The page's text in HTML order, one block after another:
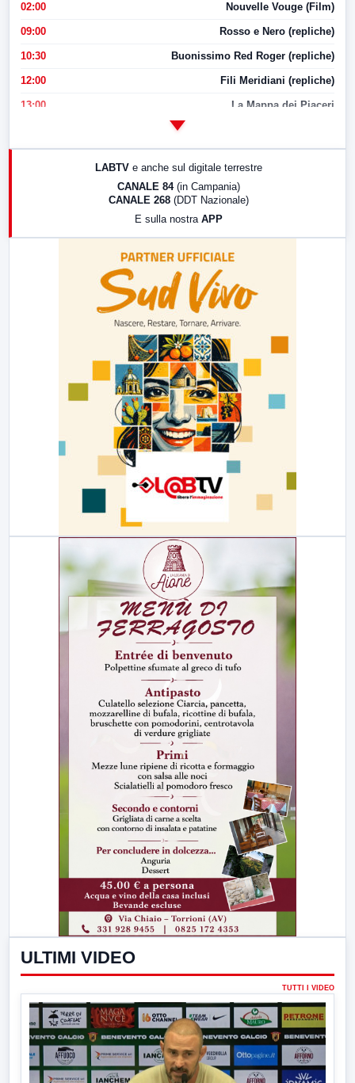
02:00 Nouvelle Vouge (Film)
09:00 Rosso e Nero (repliche)
10:30 Buonissimo Red Roger (repliche)
12:00 Fili Meridiani (repliche)
13:00 La Mappa dei Piaceri
LABTV e anche sul digitale terrestre
CANALE 84 (in Campania)
CANALE 268 (DDT Nazionale)
E sulla nostra APP
ULTIMI VIDEO
TUTTI I VIDEO